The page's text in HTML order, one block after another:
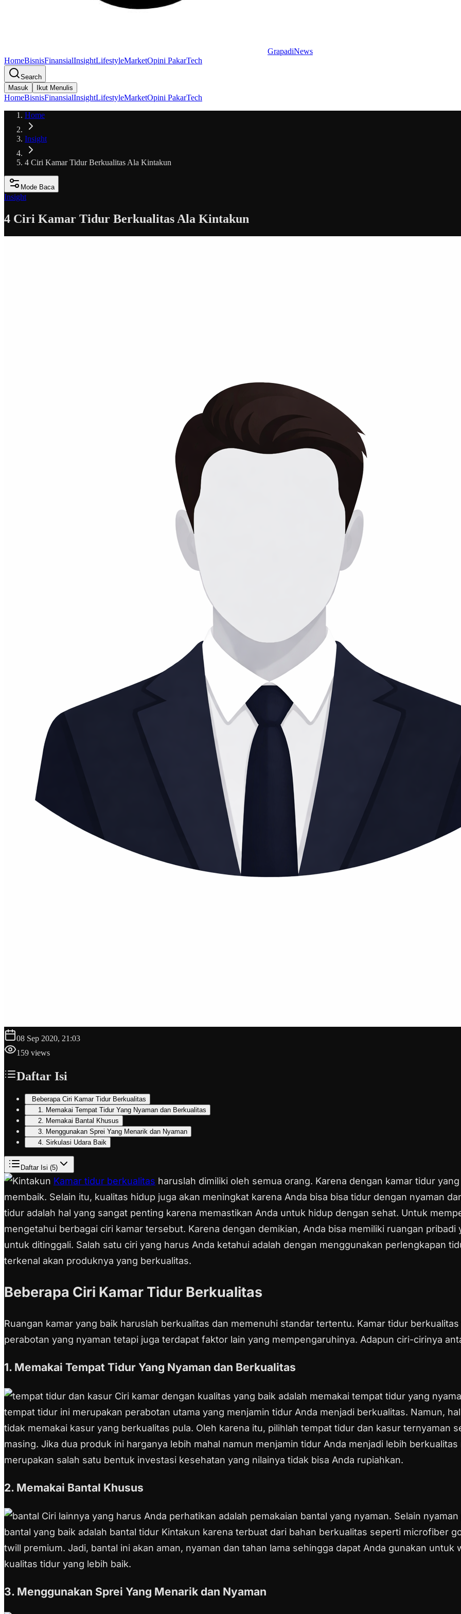
GrapadiNews
HomeBisnisFinansialInsightLifestyleMarketOpini PakarTech
Search
Masuk
Ikut Menulis
HomeBisnisFinansialInsightLifestyleMarketOpini PakarTech
Home
Insight
4 Ciri Kamar Tidur Berkualitas Ala Kintakun
Mode Baca
Insight
4 Ciri Kamar Tidur Berkualitas Ala Kintakun
08 Sep 2020, 21:03
159 views
Daftar Isi
Beberapa Ciri Kamar Tidur Berkualitas
1. Memakai Tempat Tidur Yang Nyaman dan Berkualitas
2. Memakai Bantal Khusus
3. Menggunakan Sprei Yang Menarik dan Nyaman
4. Sirkulasi Udara Baik
Daftar Isi (5)
Kamar tidur berkualitas haruslah dimiliki oleh semua orang. Karena dengan kamar tidur
membaik. Selain itu, kualitas hidup juga akan meningkat karena Anda bisa bisa tidur dengan nyaman
tidur adalah hal yang sangat penting karena memastikan Anda untuk hidup dengan sehat. Untuk
mengetahui berbagai ciri kamar tersebut. Karena dengan demikian, Anda bisa memiliki ruangan pribadi
untuk ditinggali. Salah satu ciri yang harus Anda ketahui adalah dengan menggunakan perlengkapan
terkenal akan produknya yang berkualitas.
Beberapa Ciri Kamar Tidur Berkualitas
Ruangan kamar yang baik haruslah berkualitas dan memenuhi standar tertentu. Kamar tidur
perabotan yang nyaman tetapi juga terdapat faktor lain yang mempengaruhinya. Adapun ciri-cirinya
1. Memakai Tempat Tidur Yang Nyaman dan Berkualitas
Ciri kamar dengan kualitas yang baik adalah memakai tempat tidur yang
tempat tidur ini merupakan perabotan utama yang menjamin tidur Anda menjadi berkualitas. Namun,
tidak memakai kasur yang berkualitas pula. Oleh karena itu, pilihlah tempat tidur dan kasur ternyaman
masing. Jika dua produk ini harganya lebih mahal namun menjamin tidur Anda menjadi lebih berkualitas
merupakan salah satu bentuk investasi kesehatan yang nilainya tidak bisa Anda rupiahkan.
2. Memakai Bantal Khusus
Ciri lainnya yang harus Anda perhatikan adalah pemakaian bantal yang nyaman. Selain
bantal yang baik adalah bantal tidur Kintakun karena terbuat dari bahan berkualitas seperti microfiber
twill premium. Jadi, bantal ini akan aman, nyaman dan tahan lama sehingga dapat Anda gunakan untuk
kualitas tidur yang lebih baik.
3. Menggunakan Sprei Yang Menarik dan Nyaman